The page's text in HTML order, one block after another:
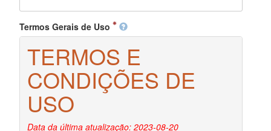
Termos Gerais de Uso
TERMOS E
CONDIÇÕES DE
USO
Data da última atualização: 2023-08-20